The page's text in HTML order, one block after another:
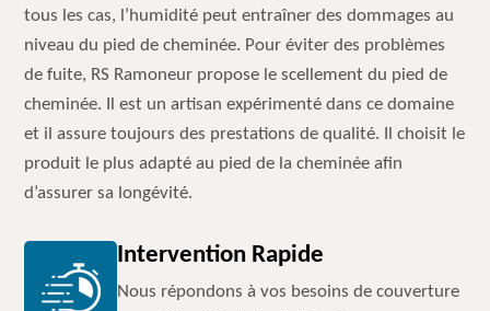
tous les cas, l’humidité peut entraîner des dommages au
niveau du pied de cheminée. Pour éviter des problèmes
de fuite, RS Ramoneur propose le scellement du pied de
cheminée. Il est un artisan expérimenté dans ce domaine
et il assure toujours des prestations de qualité. Il choisit le
produit le plus adapté au pied de la cheminée afin
d’assurer sa longévité.
Intervention Rapide
Nous répondons à vos besoins de couverture